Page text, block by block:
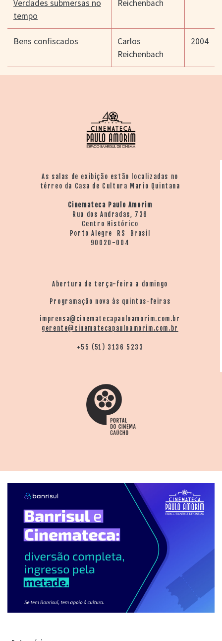
Verdades submersas no
tempo
Reichenbach
Bens confiscados
Carlos
Reichenbach
2004
As salas de exibição estão localizadas no
térreo da Casa de Cultura Mario Quintana
Cinemateca Paulo Amorim
Rua dos Andradas, 736
Centro Histórico
Porto Alegre RS Brasil
90020-004
Abertura de terça-feira a domingo
Programação nova às quintas-feiras
imprensa@cinematecapauloamorim.com.br
gerente@cinematecapauloamorim.com.br
+55 (51) 3136 5233